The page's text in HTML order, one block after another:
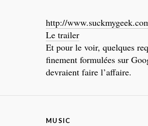
http://
Le trailer
Et pour le voir, quelques
finement formulées sur
devraient faire l’affaire.
MUSIC